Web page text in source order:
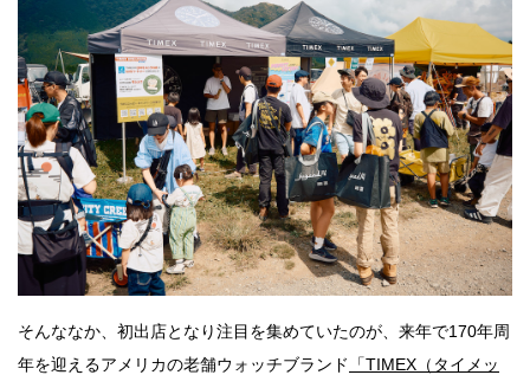
そんななか、初出店となり注目を集めていたのが、来年で170年周
年を迎えるアメリカの老舗ウォッチブランド
「TIMEX（タイメッ